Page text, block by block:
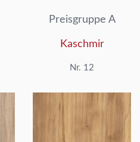
Preisgruppe A
Kaschmir
Nr. 12